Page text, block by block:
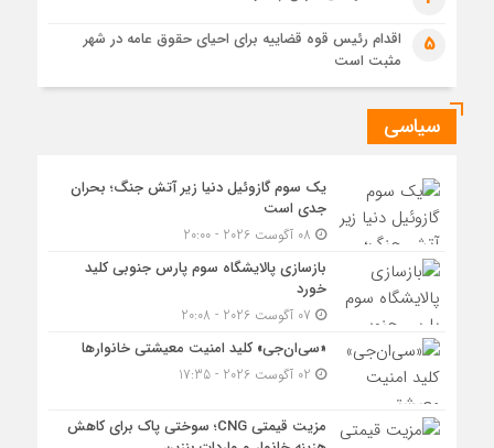
5
اقدام رئیس قوه قضاییه برای احیای حقوق عامه در شهر
مثبت است
سیاسی
یک سوم گازوئیل دنیا زیر آتش جنگ؛ بحران
جدی است
بازسازی پالایشگاه سوم پارس جنوبی کلید
خورد
«سی‌ان‌جی» کلید امنیت معیشتی خانوارها
مزیت قیمتی CNG؛ سوختی پاک برای کاهش